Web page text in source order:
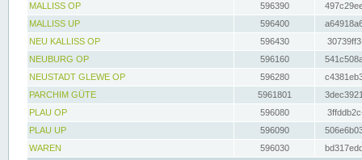
MALLISS OP
596390
MALLISS UP
596400
NEU KALLISS OP
596430
NEUBURG OP
596160
NEUSTADT GLEWE OP
596280
PARCHIM GÜTE
5961801
PLAU OP
596080
PLAU UP
596090
WAREN
596030